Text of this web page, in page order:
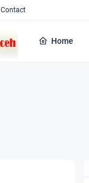
Contact
Home